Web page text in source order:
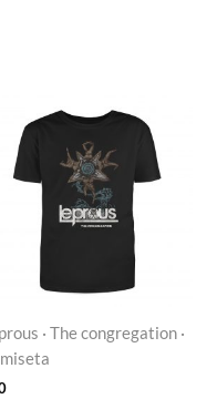
· The congregation ·